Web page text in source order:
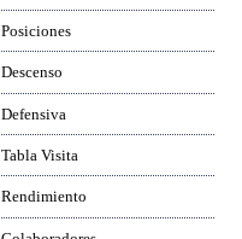
Posiciones
Descenso
Defensiva
Tabla Visita
Rendimiento